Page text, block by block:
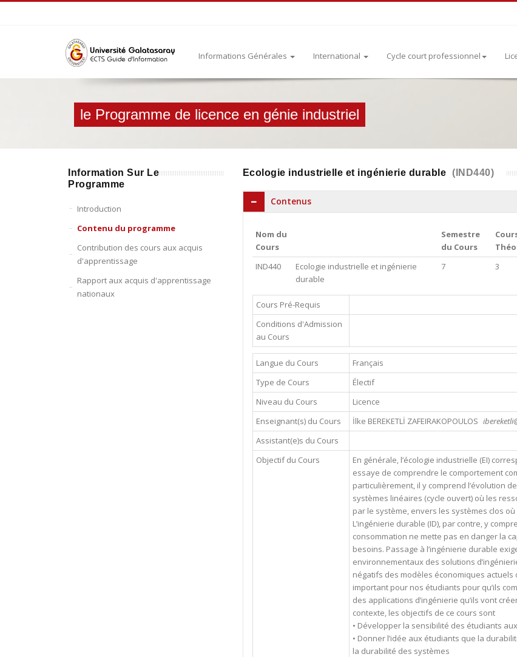
Informations Générales International Cycle court professionnel
le Programme de licence en génie industriel
Information Sur Le
Programme
Introduction
Contenu du programme
Contribution des cours aux acquis
d'apprentissage
Rapport aux acquis d'apprentissage
nationaux
Ecologie industrielle et ingénierie durable (IND440)
Contenus
Nom du
Cours
Semestre
du Cours
IND440
Ecologie industrielle et ingénierie
durable
7 3
Cours Pré-Requis
Conditions d'Admission
au Cours
Langue du Cours
Français
Type de Cours
Électif
Niveau du Cours
Licence
Enseignant(s) du Cours
İlke BEREKETLİ ZAFEIRAKOPOULOS
Assistant(e)s du Cours
Objectif du Cours
En générale, l’écologie industrielle (EI)
essaye de comprendre le comportement
particulièrement, il y comprend l’évolution
systèmes linéaires (cycle ouvert) où les
par le système, envers les systèmes clos
L’ingénierie durable (ID), par contre, y
consommation ne mette pas en danger la
besoins. Passage à l’ingénierie durable
environnementaux des solutions
négatifs des modèles économiques
important pour nos étudiants pour qu’ils
des applications d’ingénierie qu’ils vont
contexte, les objectifs de ce cours sont
• Développer la sensibilité des étudiants
• Donner l’idée aux étudiants que la
la durabilité des systèmes